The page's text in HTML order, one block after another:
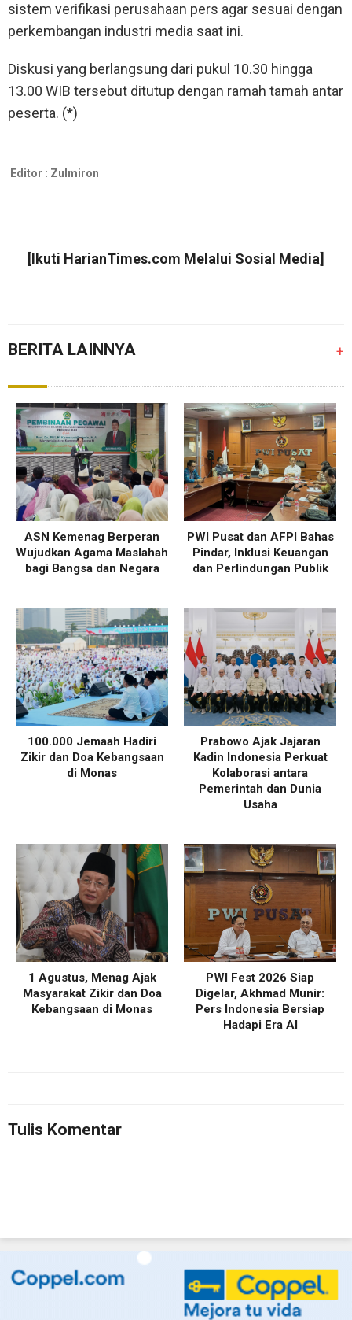
sistem verifikasi perusahaan pers agar sesuai dengan
perkembangan industri media saat ini.
Diskusi yang berlangsung dari pukul 10.30 hingga
13.00 WIB tersebut ditutup dengan ramah tamah antar
peserta. (*)
Editor : Zulmiron
[Ikuti HarianTimes.com Melalui Sosial Media]
BERITA LAINNYA +
ASN Kemenag Berperan
Wujudkan Agama Maslahah
bagi Bangsa dan Negara
PWI Pusat dan AFPI Bahas
Pindar, Inklusi Keuangan
dan Perlindungan Publik
100.000 Jemaah Hadiri
Zikir dan Doa Kebangsaan
di Monas
Prabowo Ajak Jajaran
Kadin Indonesia Perkuat
Kolaborasi antara
Pemerintah dan Dunia
Usaha
1 Agustus, Menag Ajak
Masyarakat Zikir dan Doa
Kebangsaan di Monas
PWI Fest 2026 Siap
Digelar, Akhmad Munir:
Pers Indonesia Bersiap
Hadapi Era AI
Tulis Komentar